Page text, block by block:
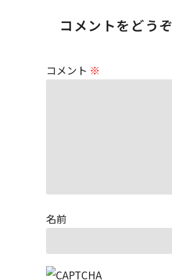
コメントをどうぞ
コメント ※
名前